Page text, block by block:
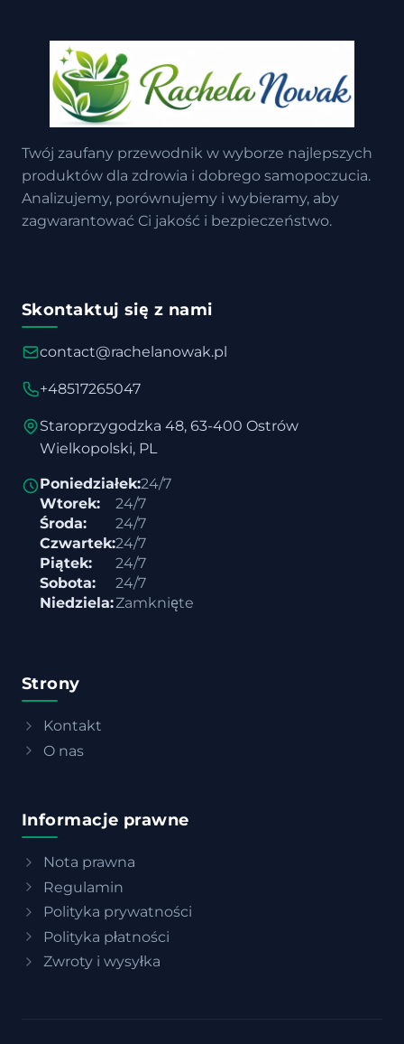
Twój zaufany przewodnik w wyborze najlepszych
produktów dla zdrowia i dobrego samopoczucia.
Analizujemy, porównujemy i wybieramy, aby
zagwarantować Ci jakość i bezpieczeństwo.
Skontaktuj się z nami
contact@rachelanowak.pl
+48517265047
Staroprzygodzka 48, 63-400 Ostrów
Wielkopolski, PL
Poniedziałek:24/7
Wtorek:
24/7
Środa:
24/7
Czwartek:24/7
Piątek:
24/7
Sobota:
24/7
Niedziela:Zamknięte
Strony
Kontakt
O nas
Informacje prawne
Nota prawna
Regulamin
Polityka prywatności
Polityka płatności
Zwroty i wysyłka